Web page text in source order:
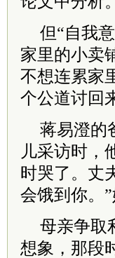
但“自我
家里的小卖
不想连累家
个公道讨回
蒋易澄的
儿采访时，
时哭了。丈
会饿到你。
母亲争取
想象，那段